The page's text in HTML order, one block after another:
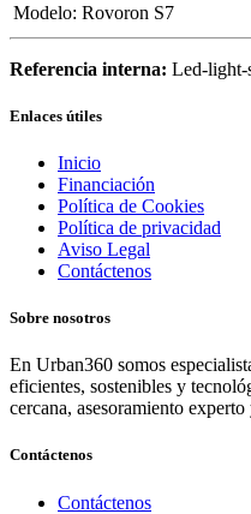
Modelo: Rovoron S7
Referencia interna: Led-light-
Enlaces útiles
Inicio
Financiación
Política de Cookies
Política de privacidad
Aviso Legal
Contáctenos
Sobre nosotros
En Urban360 somos
eficientes, sostenibles y
cercana, asesoramiento
Contáctenos
Contáctenos